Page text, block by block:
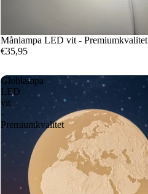
Månlampa LED vit - Premiumkvalitet
€35,95
Globlampa
LED
vit
-
Premiumkvalitet